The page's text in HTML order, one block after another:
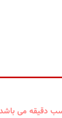
دقیقه می